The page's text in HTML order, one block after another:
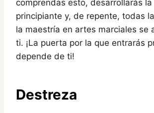
comprendas esto, desarrollarás
principiante y, de repente, todas
la maestría en artes marciales se
ti. ¡La puerta por la que entrarás
depende de ti!
Destreza